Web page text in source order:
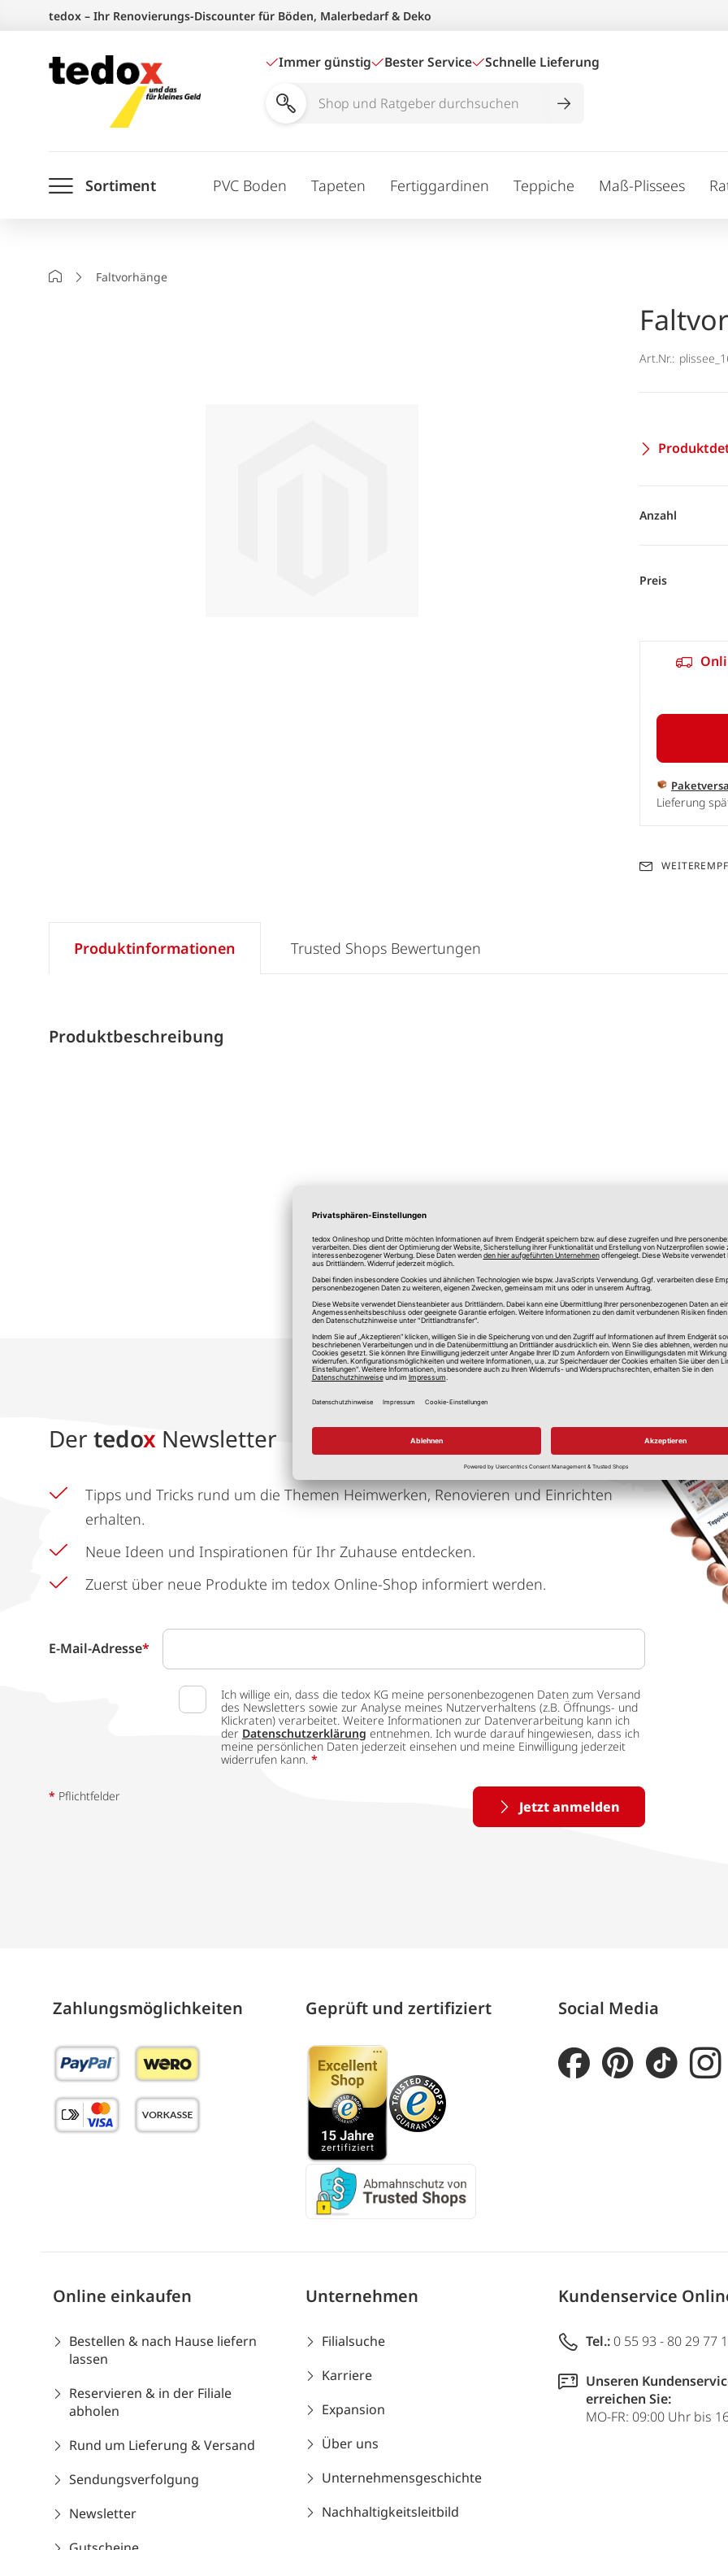
springen
tedox – Ihr Renovierungs-Discounter für Böden, Malerbedarf & Deko
Immer günstig Bester Service Schnelle Lieferung
Shop
durchsuchen
Sortiment PVC Boden Tapeten Fertiggardinen Teppiche Maß-Plissees
StartseiteFaltvorhänge
Art.Nr.:
Anzahl
Preis
Lieferung
Produktinformationen
Produktbeschreibung
Trusted Shops Bewertungen
*Alle Preise in Euro, inkl. gesetzlicher Mehrwertsteuer, zzgl.
Der tedox Newsletter
Tipps und Tricks rund um die Themen Heimwerken, Renovieren und Einrichten
erhalten.
Neue Ideen und Inspirationen für Ihr Zuhause entdecken.
Zuerst über neue Produkte im tedox Online-Shop informiert werden.
E-Mail-Adresse*
Ich willige ein, dass die tedox KG meine personenbezogenen Daten zum Versand
des Newsletters sowie zur Analyse meines Nutzerverhaltens (z.B. Öffnungs- und
Klickraten) verarbeitet. Weitere Informationen zur Datenverarbeitung kann ich
der Datenschutzerklärung entnehmen. Ich wurde darauf hingewiesen, dass ich
meine persönlichen Daten jederzeit einsehen und meine Einwilligung jederzeit
widerrufen kann. *
Jetzt anmelden
* Pflichtfelder
Zahlungs­möglich­keiten Geprüft und zertifiziert Social Media
Online einkaufen
Bestellen & nach Hause liefern
lassen
Reservieren & in der Filiale
abholen
Rund um Lieferung & Versand
Sendungsverfolgung
Newsletter
Unternehmen
Filialsuche
Karriere
Expansion
Über uns
Unternehmensgeschichte
Nachhaltigkeitsleitbild
Kundenservice
Tel.: 0 55 93 - 80 29 77
Unseren
erreichen Sie:
MO-FR: 09:00 Uhr bis